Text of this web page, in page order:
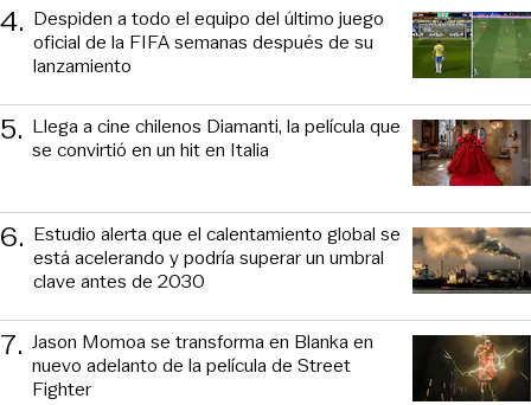
4. Despiden a todo el equipo del último juego
oficial de la FIFA semanas después de su
lanzamiento
5. Llega a cine chilenos Diamanti, la película que
se convirtió en un hit en Italia
6. Estudio alerta que el calentamiento global se
está acelerando y podría superar un umbral
clave antes de 2030
7. Jason Momoa se transforma en Blanka en
nuevo adelanto de la película de Street
Fighter